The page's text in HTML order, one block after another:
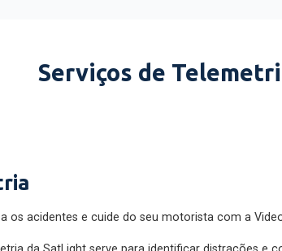
Serviços de
os acidentes e cuide do seu motorista com a
da SatLight serve para identificar distrações e